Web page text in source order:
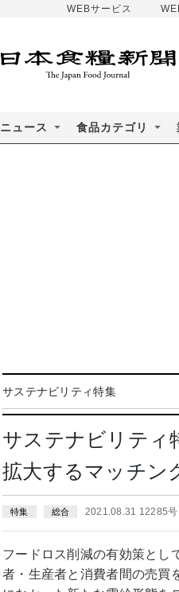
WEBサービス
ニュース 食品カテゴリ
サステナビリティ特集
サステナビリティ
拡大するマッチン
特集 総合 2021.08.31 12285
フードロス削減の有効策とし
者・生産者と消費者間の売買